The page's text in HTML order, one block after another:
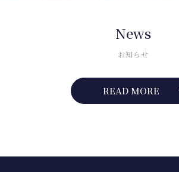
News
お知らせ
READ MORE